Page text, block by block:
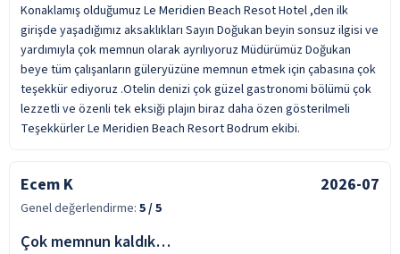
Konaklamış olduğumuz Le Meridien Beach Resot Hotel ,den ilk
girişde yaşadığımız aksaklıkları Sayın Doğukan beyin sonsuz ilgisi ve
yardımıyla çok memnun olarak ayrılıyoruz Müdürümüz Doğukan
beye tüm çalışanların güleryüzüne memnun etmek için çabasına çok
teşekkür ediyoruz .Otelin denizi çok güzel gastronomi bölümü çok
lezzetli ve özenli tek eksiği plajın biraz daha özen gösterilmeli
Teşekkürler Le Meridien Beach Resort Bodrum ekibi.
Ecem K 2026-07
Genel değerlendirme: 5/ 5
Çok memnun kaldık…